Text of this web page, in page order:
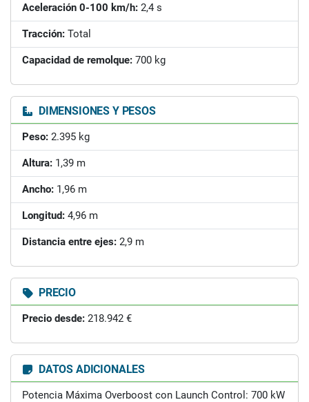
Aceleración 0-100 km/h: 2,4 s
Tracción: Total
Capacidad de remolque: 700 kg
DIMENSIONES Y PESOS
Peso: 2.395 kg
Altura: 1,39 m
Ancho: 1,96 m
Longitud: 4,96 m
Distancia entre ejes: 2,9 m
PRECIO
Precio desde: 218.942 €
DATOS ADICIONALES
Potencia Máxima Overboost con Launch Control: 700 kW